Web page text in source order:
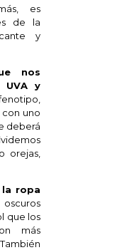
es
de la
y
nos
y
uno
deberá
orejas,
ropa
que los
más